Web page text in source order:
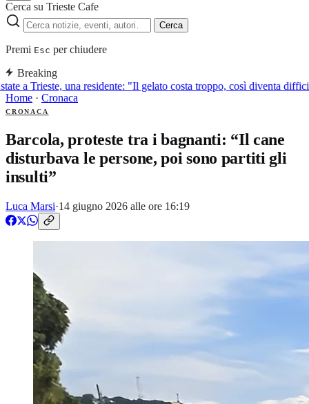
Cerca su Trieste Cafe
Cerca
Premi Esc per chiudere
Breaking
a Trieste, una residente: "Il gelato costa troppo, così diventa
Home · Cronaca
CRONACA
Barcola, proteste tra i bagnanti: “Il cane
disturbava le persone, poi sono partiti gli
insulti”
Luca Marsi·14 giugno 2026 alle ore 16:19